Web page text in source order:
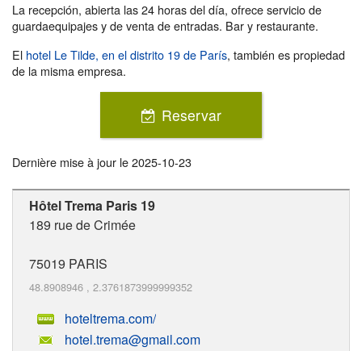
La recepción, abierta las 24 horas del día, ofrece servicio de
guardaequipajes y de venta de entradas. Bar y restaurante.
El hotel Le Tilde, en el distrito 19 de París, también es propiedad
de la misma empresa.
Reservar
Dernière mise à jour le2025-10-23
Hôtel Trema Paris 19
189 rue de Crimée
75019 PARIS
48.8908946 , 2.3761873999999352
hoteltrema.com/
hotel.trema@gmail.com